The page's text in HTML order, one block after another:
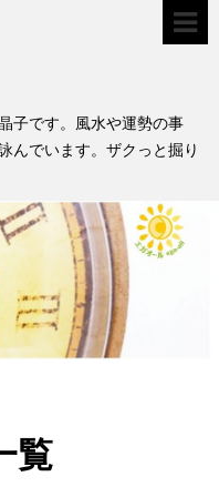
子です。風水や運勢の事
んでいます。ザクっと掘り
覧